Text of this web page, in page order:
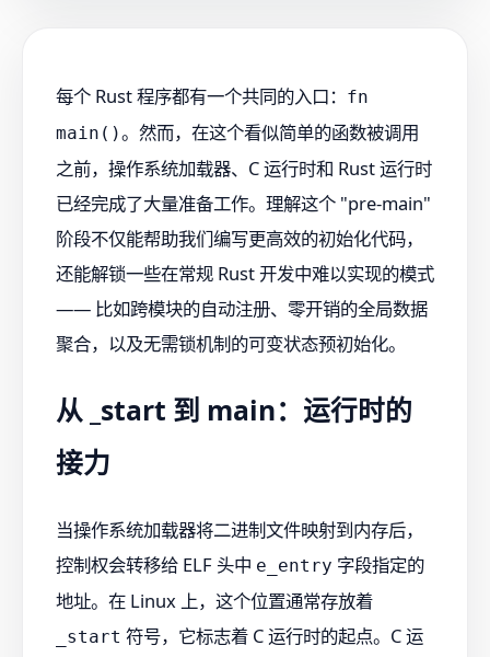
每个 Rust 程序都有一个共同的入口： fn
main()。然而，在这个看似简单的函数被调用
之前，操作系统加载器、C 运行时和 Rust 运行时
已经完成了大量准备工作。理解这个 "pre-main"
阶段不仅能帮助我们编写更高效的初始化代码，
还能解锁一些在常规 Rust 开发中难以实现的模式
—— 比如跨模块的自动注册、零开销的全局数据
聚合，以及无需锁机制的可变状态预初始化。
从 _start 到 main：运行时的
接力
当操作系统加载器将二进制文件映射到内存后，
控制权会转移给 ELF 头中 e_entry 字段指定的
地址。在 Linux 上，这个位置通常存放着
_start 符号，它标志着 C 运行时的起点。C 运